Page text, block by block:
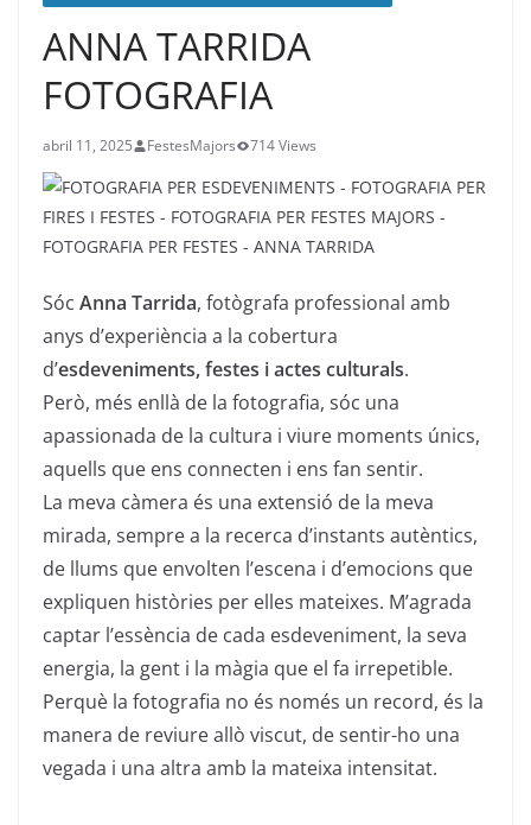
ANNA TARRIDA
FOTOGRAFIA
abril 11, 2025 FestesMajors 714 Views
Sóc Anna Tarrida, fotògrafa professional amb
anys d’experiència a la cobertura
d’esdeveniments, festes i actes culturals.
Però, més enllà de la fotografia, sóc una
apassionada de la cultura i viure moments únics,
aquells que ens connecten i ens fan sentir.
La meva càmera és una extensió de la meva
mirada, sempre a la recerca d’instants autèntics,
de llums que envolten l’escena i d’emocions que
expliquen històries per elles mateixes. M’agrada
captar l’essència de cada esdeveniment, la seva
energia, la gent i la màgia que el fa irrepetible.
Perquè la fotografia no és només un record, és la
manera de reviure allò viscut, de sentir-ho una
vegada i una altra amb la mateixa intensitat.